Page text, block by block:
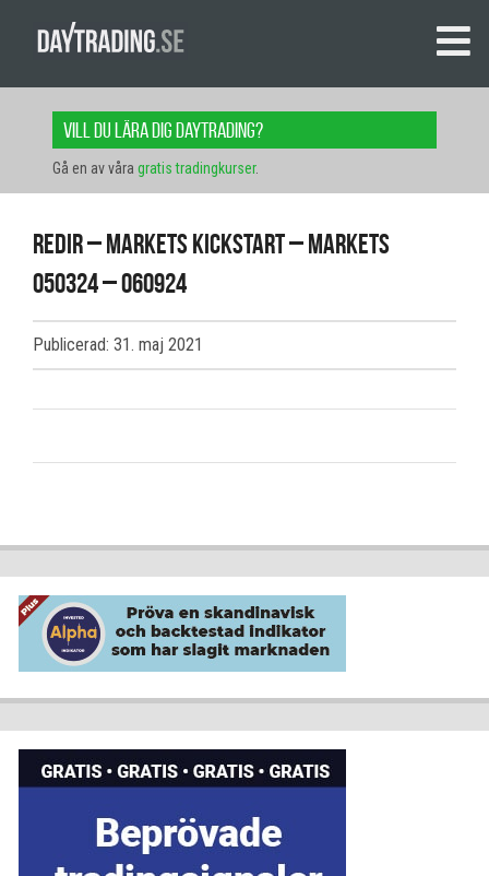
Vill du lära dig daytrading?
Gå en av våra gratis tradingkurser.
redir – markets kickstart – markets
050324 – 060924
Publicerad: 31. maj 2021